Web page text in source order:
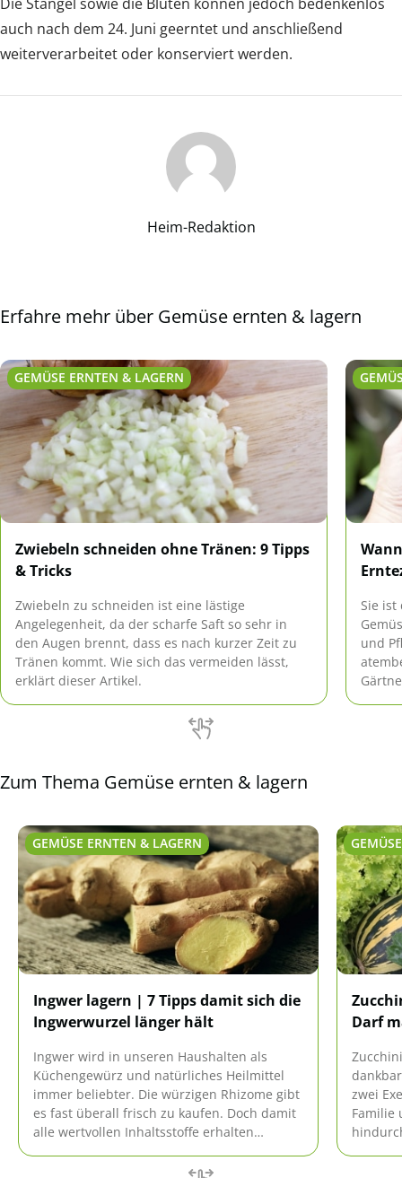
auch nach dem 24. Juni geerntet und anschließend
weiterverarbeitet oder konserviert werden.
Heim-Redaktion
Erfahre mehr über Gemüse ernten & lagern
GEMÜSE ERNTEN & LAGERN
Zwiebeln schneiden ohne Tränen: 9 Tipps
& Tricks
Zwiebeln zu schneiden ist eine lästige
Angelegenheit, da der scharfe Saft so sehr in
den Augen brennt, dass es nach kurzer Zeit zu
Tränen kommt. Wie sich das vermeiden lässt,
erklärt dieser Artikel.
Sie ist
und
Zum Thema Gemüse ernten & lagern
GEMÜSE ERNTEN & LAGERN
Ingwer lagern | 7 Tipps damit sich die
Ingwerwurzel länger hält
Ingwer wird in unseren Haushalten als
Küchengewürz und natürliches Heilmittel
immer beliebter. Die würzigen Rhizome gibt
es fast überall frisch zu kaufen. Doch damit
alle wertvollen Inhaltsstoffe erhalten
Darf
zwei
Familie